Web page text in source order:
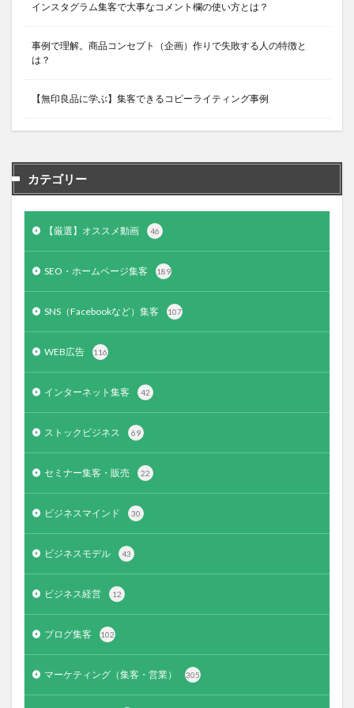
インスタグラム集客で大事なコメント欄の使い方とは？
事例で理解。商品コンセプト（企画）作りで失敗する人の特徴と
は？
【無印良品に学ぶ】集客できるコピーライティング事例
カテゴリー
【厳選】オススメ動画 46
SEO・ホームページ集客 189
SNS（Facebookなど）集客 107
WEB広告 116
インターネット集客 42
ストックビジネス 69
セミナー集客・販売 22
ビジネスマインド 30
ビジネスモデル 43
ビジネス経営 12
ブログ集客 102
マーケティング（集客・営業） 305